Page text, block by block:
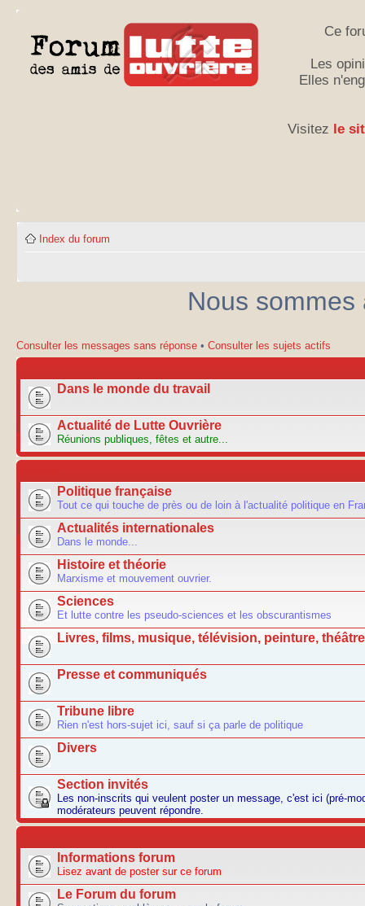
Ce
Les
Elles
Visitez le
Index du forum
Nous
Consulter les messages sans réponse • Consulter les sujets actifs
Dans le monde du travail
Actualité de Lutte Ouvrière
Réunions publiques, fêtes et autre...
Politique française
Tout ce qui touche de près ou de loin à l'actualité politique en
Actualités internationales
Dans le monde...
Histoire et théorie
Marxisme et mouvement ouvrier.
Sciences
Et lutte contre les pseudo-sciences et les obscurantismes
Livres, films, musique, télévision, peinture,
Presse et communiqués
Tribune libre
Rien n'est hors-sujet ici, sauf si ça parle de politique
Divers
Section invités
Les non-inscrits qui veulent poster un message, c'est ici (pré-
modérateurs peuvent répondre.
Informations forum
Lisez avant de poster sur ce forum
Le Forum du forum